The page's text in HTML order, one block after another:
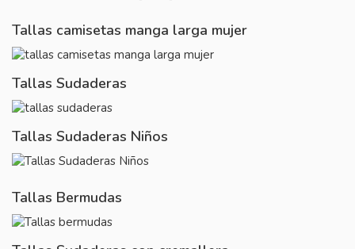
Tallas camisetas manga larga mujer
Tallas Sudaderas
Tallas Sudaderas Niños
Tallas Bermudas